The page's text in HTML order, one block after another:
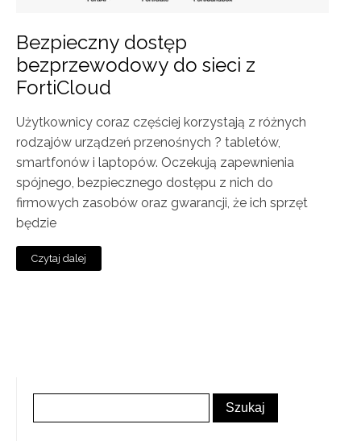
Bezpieczny dostęp
bezprzewodowy do sieci z
FortiCloud
Użytkownicy coraz częściej korzystają z różnych
rodzajów urządzeń przenośnych ? tabletów,
smartfonów i laptopów. Oczekują zapewnienia
spójnego, bezpiecznego dostępu z nich do
firmowych zasobów oraz gwarancji, że ich sprzęt
będzie
Czytaj dalej